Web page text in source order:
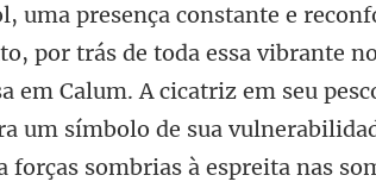
uma presença constante e
por trás de toda essa vibrante
em Calum. A cicatriz em seu